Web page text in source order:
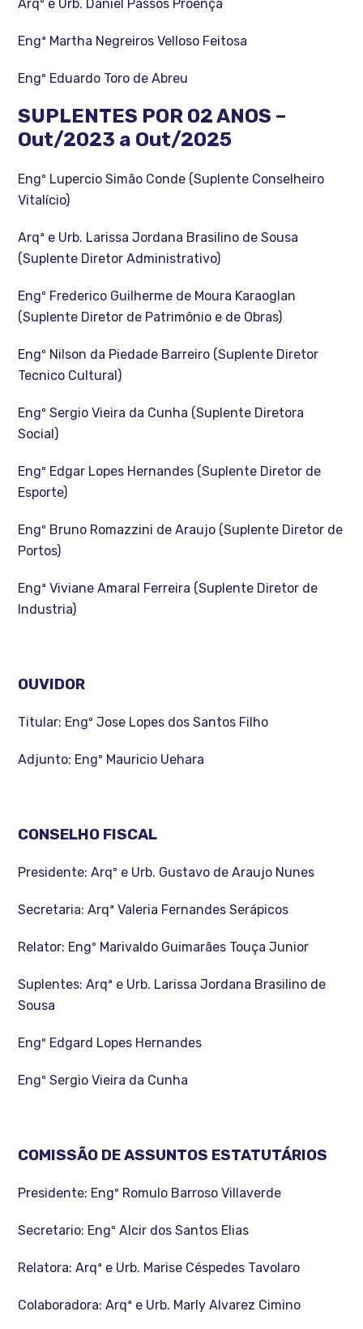
Arqº e Urb. Daniel Passos Proença
Engª Martha Negreiros Velloso Feitosa
Engº Eduardo Toro de Abreu
SUPLENTES POR 02 ANOS –
Out/2023 a Out/2025
Engº Lupercio Simão Conde (Suplente Conselheiro
Vitalício)
Arqª e Urb. Larissa Jordana Brasilino de Sousa
(Suplente Diretor Administrativo)
Engº Frederico Guilherme de Moura Karaoglan
(Suplente Diretor de Patrimônio e de Obras)
Engº Nilson da Piedade Barreiro (Suplente Diretor
Tecnico Cultural)
Engº Sergio Vieira da Cunha (Suplente Diretora
Social)
Engº Edgar Lopes Hernandes (Suplente Diretor de
Esporte)
Engº Bruno Romazzini de Araujo (Suplente Diretor de
Portos)
Engª Viviane Amaral Ferreira (Suplente Diretor de
Industria)
OUVIDOR
Titular: Engº Jose Lopes dos Santos Filho
Adjunto: Engº Mauricio Uehara
CONSELHO FISCAL
Presidente: Arqº e Urb. Gustavo de Araujo Nunes
Secretaria: Arqª Valeria Fernandes Serápicos
Relator: Engº Marivaldo Guimarães Touça Junior
Suplentes: Arqª e Urb. Larissa Jordana Brasilino de
Sousa
Engº Edgard Lopes Hernandes
Engº Sergio Vieira da Cunha
COMISSÃO DE ASSUNTOS ESTATUTÁRIOS
Presidente: Engº Romulo Barroso Villaverde
Secretario: Engº Alcir dos Santos Elias
Relatora: Arqª e Urb. Marise Céspedes Tavolaro
Colaboradora: Arqª e Urb. Marly Alvarez Cimino